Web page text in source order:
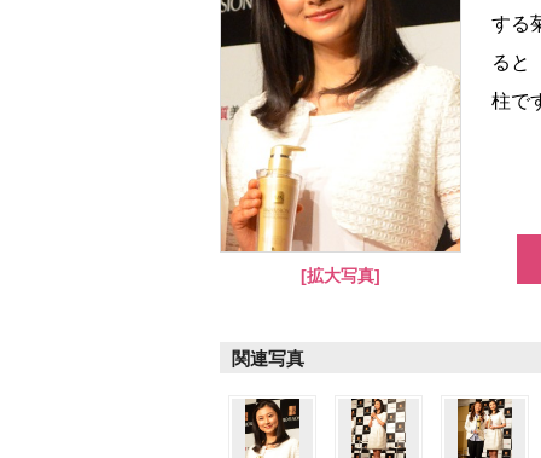
[拡大写真]
する
ると
柱で
関連写真